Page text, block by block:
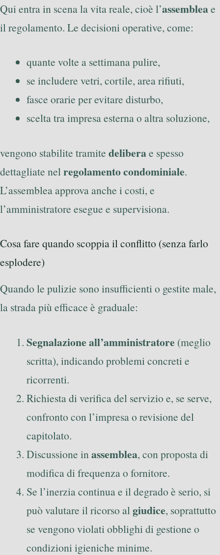
Qui entra in scena la vita reale, cioè l’assembleae
il regolamento. Le decisioni operative, come:
quante volte a settimana pulire,
se includere vetri, cortile, area rifiuti,
fasce orarie per evitare disturbo,
scelta tra impresa esterna o altra soluzione,
vengono stabilite tramite deliberae spesso
dettagliate nel regolamento condominiale.
L’assemblea approva anche i costi, e
l’amministratore esegue e supervisiona.
Cosa fare quando scoppia il conflitto (senza farlo
esplodere)
Quando le pulizie sono insufficienti o gestite male,
la strada più efficace è graduale:
Segnalazione all’amministratore (meglio
scritta), indicando problemi concreti e
ricorrenti.
Richiesta di verifica del servizio e, se serve,
confronto con l’impresa o revisione del
capitolato.
Discussione inassemblea, con proposta di
modifica di frequenza o fornitore.
Se l’inerzia continua e il degrado è serio, si
può valutare il ricorso algiudice, soprattutto
se vengono violati obblighi di gestione o
condizioni igieniche minime.